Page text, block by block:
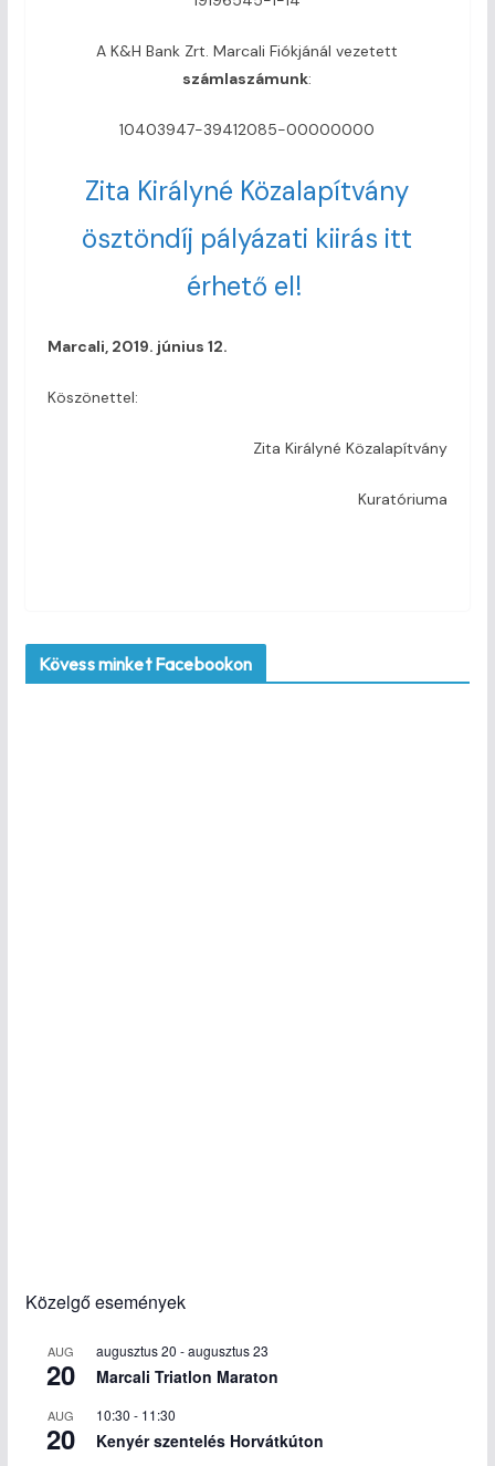
A K&H Bank Zrt. Marcali Fiókjánál vezetett
számlaszámunk:
10403947-39412085-00000000
Zita Királyné Közalapítvány
ösztöndíj pályázati kiirás itt
érhető el!
Marcali, 2019. június 12.
Köszönettel:
Zita Királyné Közalapítvány
Kuratóriuma
Kövess minket Facebookon
Közelgő események
AUG
20
augusztus 20 -augusztus 23
Marcali Triatlon Maraton
AUG
20
10:30 - 11:30
Kenyér szentelés Horvátkúton